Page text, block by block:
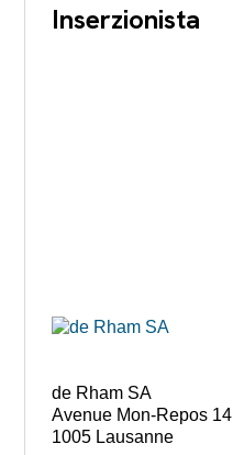
Inserzionista
de Rham SA
Avenue Mon-Repos 14
1005 Lausanne